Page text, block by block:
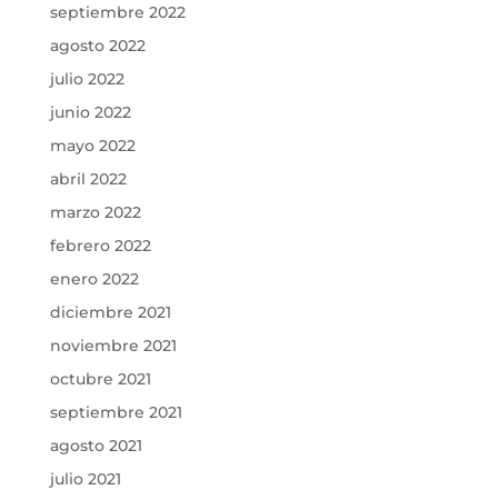
septiembre 2022
agosto 2022
julio 2022
junio 2022
mayo 2022
abril 2022
marzo 2022
febrero 2022
enero 2022
diciembre 2021
noviembre 2021
octubre 2021
septiembre 2021
agosto 2021
julio 2021